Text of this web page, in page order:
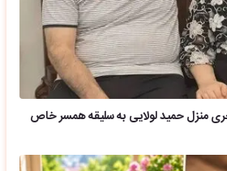
منزل حمید لولایی به سلیقه همسر خاص